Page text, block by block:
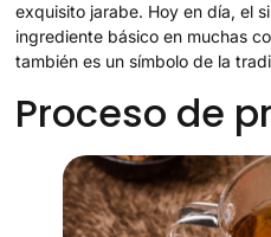
exquisito jarabe. Hoy en día, el
ingrediente básico en muchas
también es un símbolo de la
Proceso de